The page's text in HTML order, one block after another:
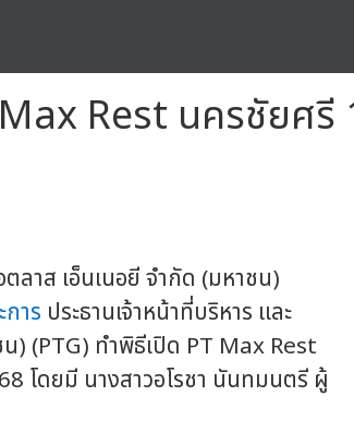
Rest นครชัยศ
ลาส เอ็นเนอยี จำกัด (มหาชน)
าร ประธานเจ้าหน้าที่บริหาร และ
) (PTG) ทำพิธีเปิด PT Max Rest
โดยมี นางสาวอโรชา นันทมนตรี ผู้